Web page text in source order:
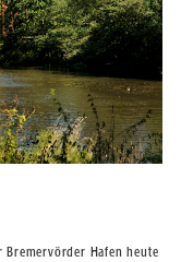
Hafen heute